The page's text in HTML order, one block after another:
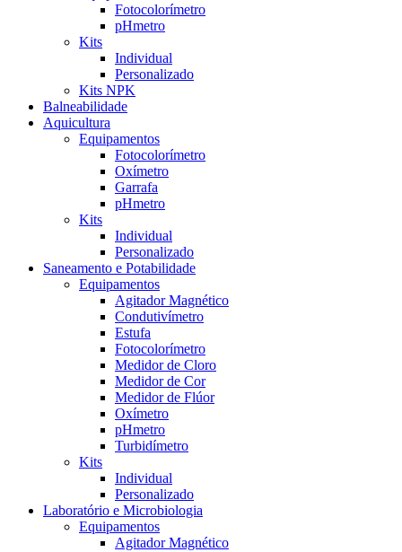
Fotocolorímetro
pHmetro
Kits
Individual
Personalizado
Kits NPK
Balneabilidade
Aquicultura
Equipamentos
Fotocolorímetro
Oxímetro
Garrafa
pHmetro
Kits
Individual
Personalizado
Saneamento e Potabilidade
Equipamentos
Agitador Magnético
Condutivímetro
Estufa
Fotocolorímetro
Medidor de Cloro
Medidor de Cor
Medidor de Flúor
Oxímetro
pHmetro
Turbidímetro
Kits
Individual
Personalizado
Laboratório e Microbiologia
Equipamentos
Agitador Magnético